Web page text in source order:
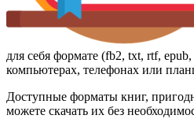
для себя формате (fb2, txt, rtf,
компьютерах, телефонах или
Доступные форматы книг,
можете скачать их без